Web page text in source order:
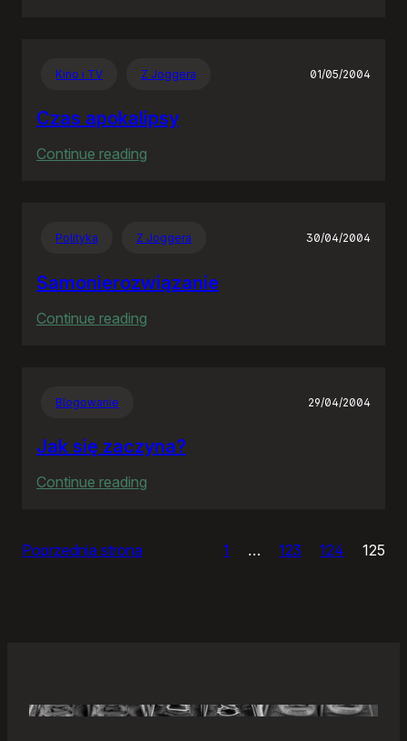
nudzi…
Kino i TV Z Joggera 01/05/2004
Czas apokalipsy
Continue reading
Polityka Z Joggera 30/04/2004
Samonierozwiązanie
Continue reading
Blogowanie 29/04/2004
Jak się zaczyna?
Continue reading
Poprzednia strona 1 … 123 124 125